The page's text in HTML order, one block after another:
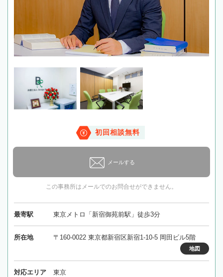
初回相談無料
メールする
この事務所はメールでのお問合せができません。
最寄駅 東京メトロ「新宿御苑前駅」徒歩3分
所在地 〒160-0022 東京都新宿区新宿1-10-5 岡田ビル5階
地図
対応エリア 東京